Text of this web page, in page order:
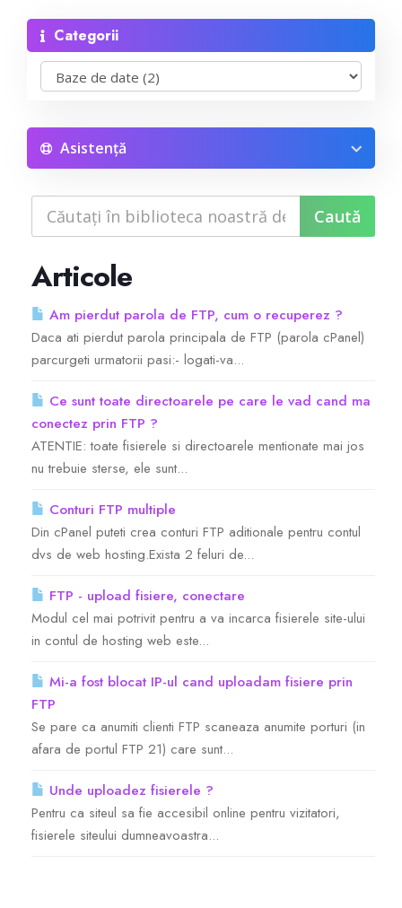
Reseller Radio SonicPanel SHOUTcast
WebHosting
Reseller Web Hosting
Servere VPS
Counter Strike 1.6
Counter Strike Go
Servere Metin2
Licente WHMCS
Licente WHMSonic
Licente cPanel WHM / WHMSonic
Licente WHMXtra
Servere Dedicate
Aplicatii Mobil
Certificate SSL
Categorii
Asistență
Articole
Am pierdut parola de FTP, cum o recuperez ?
Daca ati pierdut parola principala de FTP (parola cPanel)
parcurgeti urmatorii pasi:- logati-va...
Ce sunt toate directoarele pe care le vad cand ma
conectez prin FTP ?
ATENTIE: toate fisierele si directoarele mentionate mai jos
nu trebuie sterse, ele sunt...
Conturi FTP multiple
Din cPanel puteti crea conturi FTP aditionale pentru contul
dvs de web hosting.Exista 2 feluri de...
FTP - upload fisiere, conectare
Modul cel mai potrivit pentru a va incarca fisierele site-ului
in contul de hosting web este...
Mi-a fost blocat IP-ul cand uploadam fisiere prin
FTP
Se pare ca anumiti clienti FTP scaneaza anumite porturi (in
afara de portul FTP 21) care sunt...
Unde uploadez fisierele ?
Pentru ca siteul sa fie accesibil online pentru vizitatori,
fisierele siteului dumneavoastra...